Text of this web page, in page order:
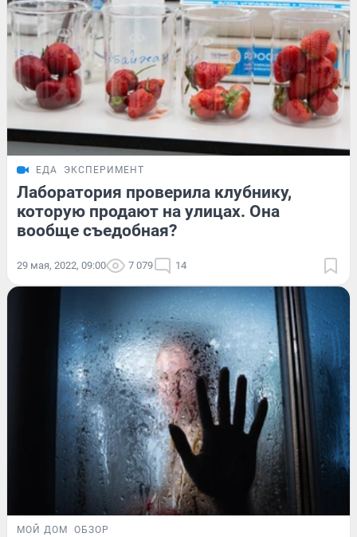
ЕДА ЭКСПЕРИМЕНТ
Лаборатория проверила клубнику,
которую продают на улицах. Она
вообще съедобная?
29 мая, 2022, 09:00 7 079 14
МОЙ ДОМ ОБЗОР